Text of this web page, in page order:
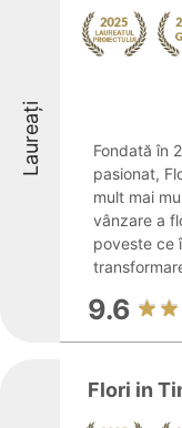
Laureați
Fondată în
pasionat,
mult mai
vânzare a
poveste ce
9.6
Flori in